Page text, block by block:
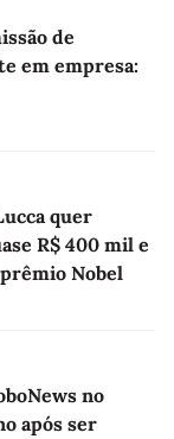
de
em empresa:
quer
R$ 400 mil e
Nobel
no
após ser